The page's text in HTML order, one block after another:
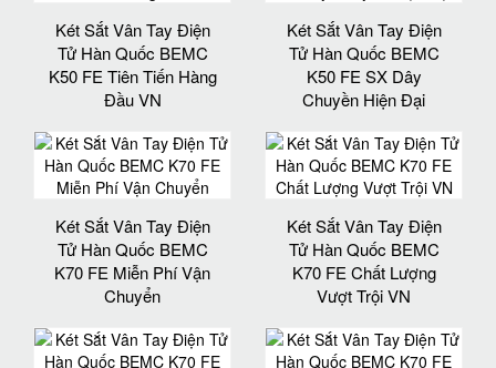
Két Sắt Vân Tay Điện
Tử Hàn Quốc BEMC
K50 FE Tiên Tiến Hàng
Đầu VN
Két Sắt Vân Tay Điện
Tử Hàn Quốc BEMC
K50 FE SX Dây
Chuyền Hiện Đại
Két Sắt Vân Tay Điện
Tử Hàn Quốc BEMC
K70 FE Miễn Phí Vận
Chuyển
Két Sắt Vân Tay Điện
Tử Hàn Quốc BEMC
K70 FE Chất Lượng
Vượt Trội VN